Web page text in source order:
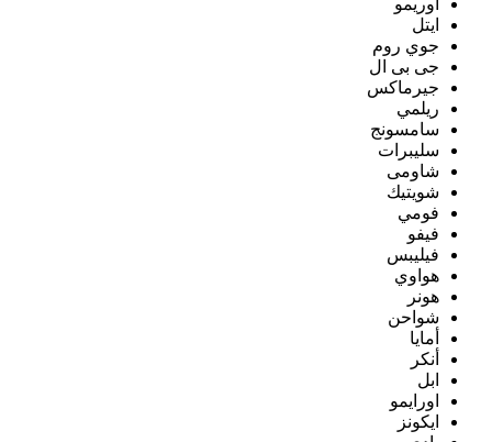
اوريمو
ايتل
جوي روم
جى بى ال
جيرماكس
ريلمي
سامسونج
سليبرات
شاومى
شويتيك
فومي
فيفو
فيليبس
هواوي
هونر
شواحن
أمايا
أنكر
ابل
اورايمو
ايكونز